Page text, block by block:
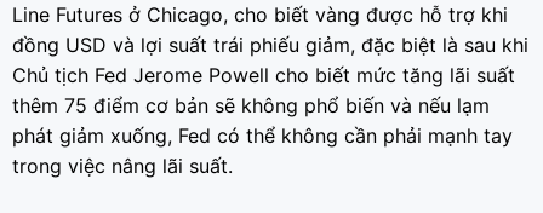
Line Futures ở Chicago, cho biết vàng được hỗ trợ khi
đồng USD và lợi suất trái phiếu giảm, đặc biệt là sau khi
Chủ tịch Fed Jerome Powell cho biết mức tăng lãi suất
thêm 75 điểm cơ bản sẽ không phổ biến và nếu lạm
phát giảm xuống, Fed có thể không cần phải mạnh tay
trong việc nâng lãi suất.